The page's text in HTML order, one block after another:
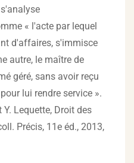
« l'acte par lequel
d'affaires, s'immisce
autre, le maître de
géré, sans avoir reçu
lui rendre service ».
Y. Lequette, Droit des
Précis, 11e éd., 2013,